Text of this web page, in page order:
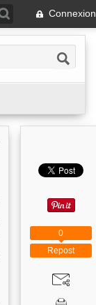
Connexion
Repost
0